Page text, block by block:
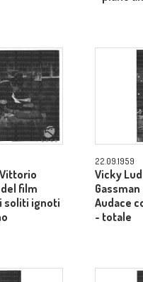
film
soliti ignoti
22.09.1959
Vicky
Audace
- totale